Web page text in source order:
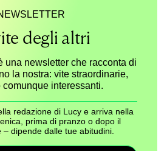
degli altri
una newsletter che racconta di
la nostra: vite straordinarie,
comunque interessanti.
redazione di Lucy e arriva nella
prima di pranzo o dopo il
– dipende dalle tue abitudini.